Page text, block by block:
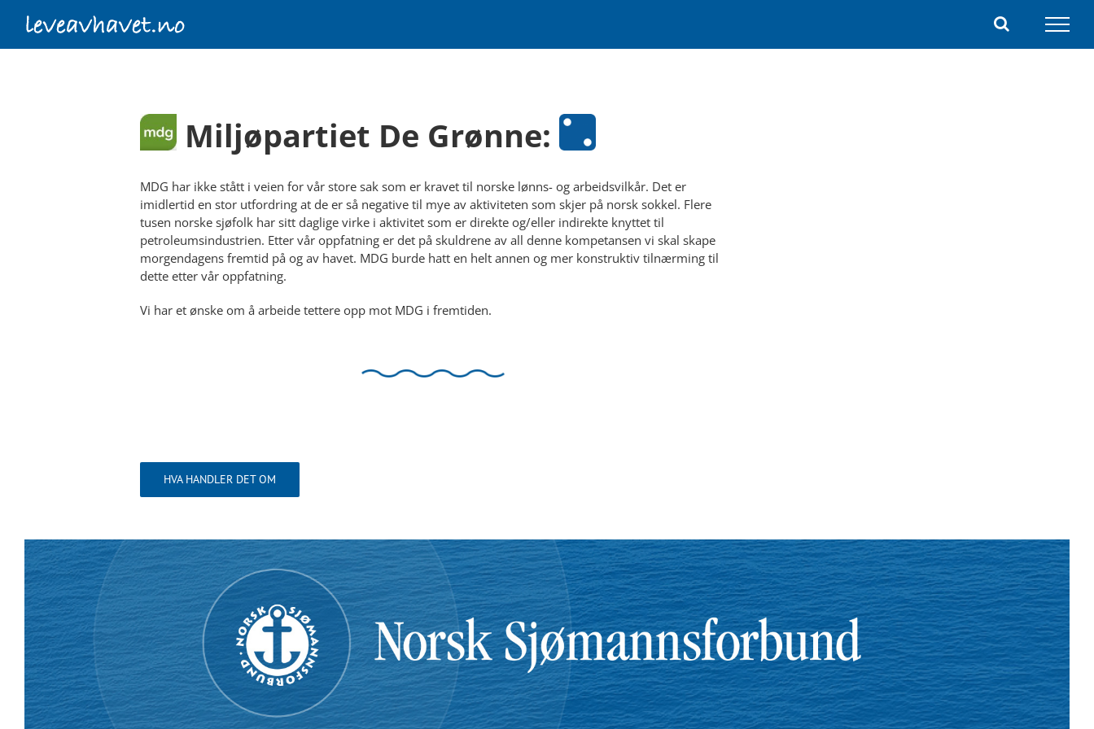
Miljøpartiet De Grønne:
MDG har ikke stått i veien for vår store sak som er kravet til norske lønns- og arbeidsvilkår. Det er
imidlertid en stor utfordring at de er så negative til mye av aktiviteten som skjer på norsk sokkel. Flere
tusen norske sjøfolk har sitt daglige virke i aktivitet som er direkte og/eller indirekte knyttet til
petroleumsindustrien. Etter vår oppfatning er det på skuldrene av all denne kompetansen vi skal skape
morgendagens fremtid på og av havet. MDG burde hatt en helt annen og mer konstruktiv tilnærming til
dette etter vår oppfatning.
Vi har et ønske om å arbeide tettere opp mot MDG i fremtiden.
HVA HANDLER DET OM